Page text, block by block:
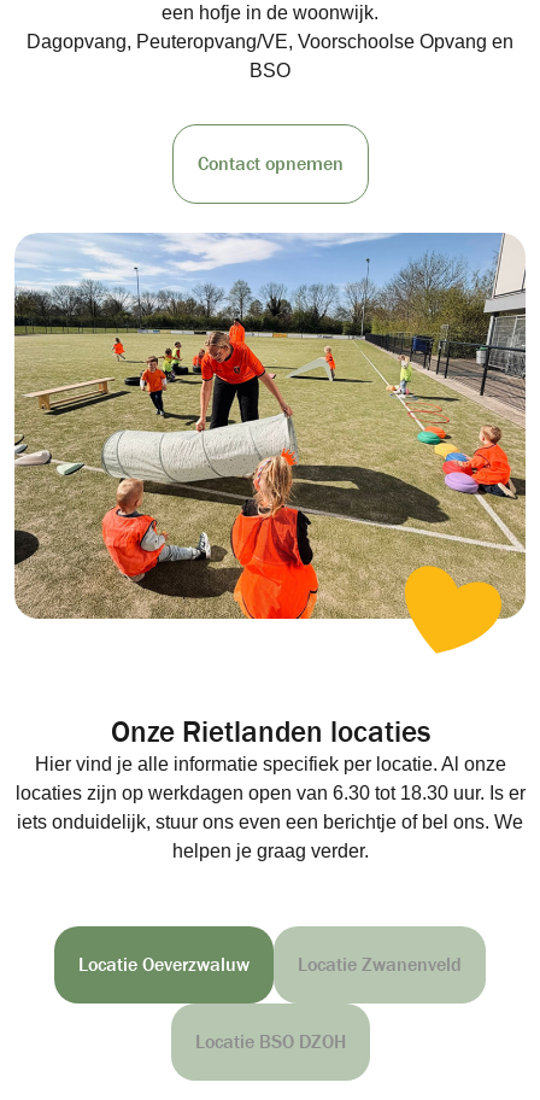
een hofje in de woonwijk.
Dagopvang, Peuteropvang/VE, Voorschoolse Opvang en
BSO
Contact opnemen
Onze Rietlanden locaties
Hier vind je alle informatie specifiek per locatie. Al onze
locaties zijn op werkdagen open van 6.30 tot 18.30 uur. Is er
iets onduidelijk, stuur ons even een berichtje of bel ons. We
helpen je graag verder.
Locatie Oeverzwaluw Locatie Zwanenveld
Locatie BSO DZOH